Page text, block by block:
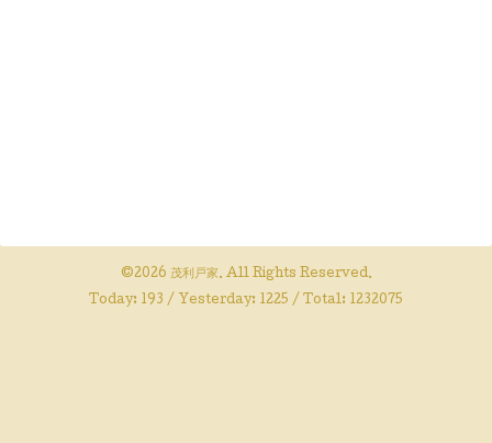
©2026 茂利戸家. All Rights Reserved.
Today: 193 / Yesterday: 1225 / Total: 1232075